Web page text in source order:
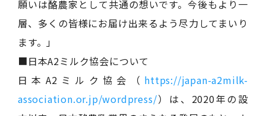
願いは酪農家として共通の想いです。今後もより一
層、多くの皆様にお届け出来るよう尽力してまいり
ます。」
■日本A2ミルク協会について
日本A2ミルク協会（ https://japan-a2milk-
association.or.jp/wordpress/）は、2020年の設